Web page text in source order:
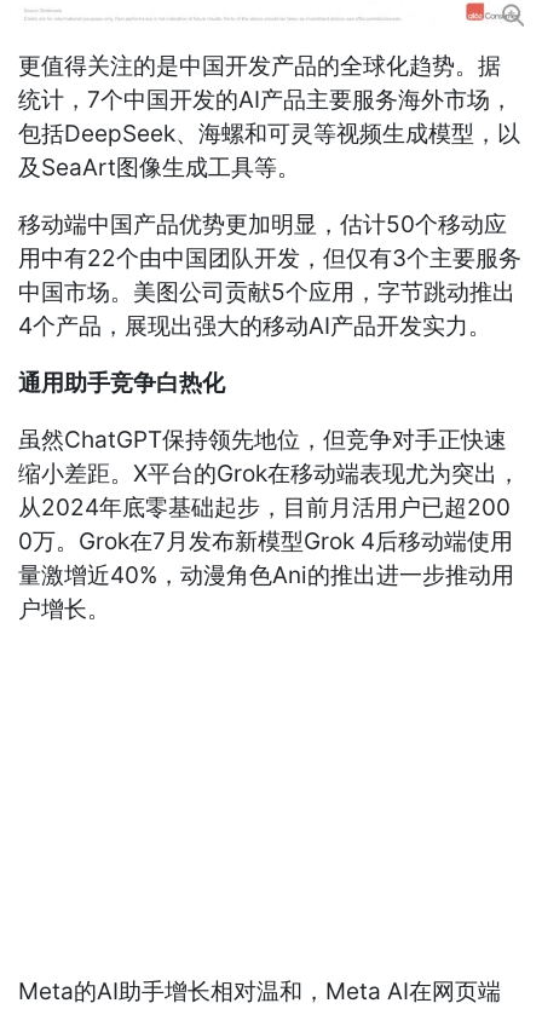
更值得关注的是中国开发产品的全球化趋势。据
统计，7个中国开发的AI产品主要服务海外市场，
包括DeepSeek、海螺和可灵等视频生成模型，以
及SeaArt图像生成工具等。
移动端中国产品优势更加明显，估计50个移动应
用中有22个由中国团队开发，但仅有3个主要服务
中国市场。美图公司贡献5个应用，字节跳动推出
4个产品，展现出强大的移动AI产品开发实力。
通用助手竞争白热化
虽然ChatGPT保持领先地位，但竞争对手正快速
缩小差距。X平台的Grok在移动端表现尤为突出，
从2024年底零基础起步，目前月活用户已超200
0万。Grok在7月发布新模型Grok 4后移动端使用
量激增近40%，动漫角色Ani的推出进一步推动用
户增长。
Meta的AI助手增长相对温和，Meta AI在网页端